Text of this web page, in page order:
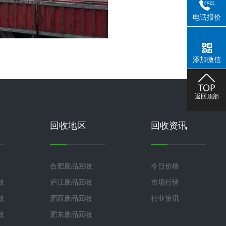
回收地区
合肥废品回收
庐江废品回收
肥西废品回收
肥东废品回收
回收资讯
今日价格
市场行情
行业资讯
电话报价
添加微信
返回顶部